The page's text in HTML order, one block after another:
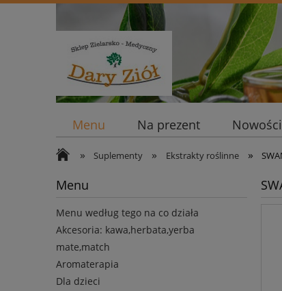
Menu Na prezent Nowości
» Suplementy » Ekstrakty roślinne »
Menu
Menu według tego na co działa
Akcesoria: kawa,herbata,yerba
mate,match
Aromaterapia
Dla dzieci